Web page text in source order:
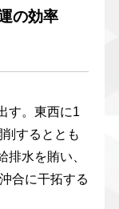
の効率
す。東西に1
するととも
水を賄い、
合に干拓する